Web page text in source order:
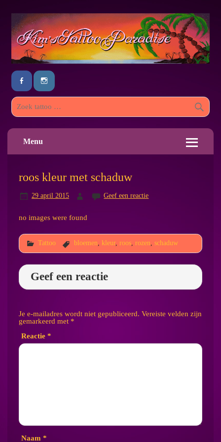
Menu
roos kleur met schaduw
29 april 2015 Geef een reactie
no images were found
Tattoo bloemen kleur, roos, rozen schaduw
Geef een reactie
Je e-mailadres wordt niet gepubliceerd. Vereiste velden zijn
gemarkeerd met *
Reactie *
Naam *